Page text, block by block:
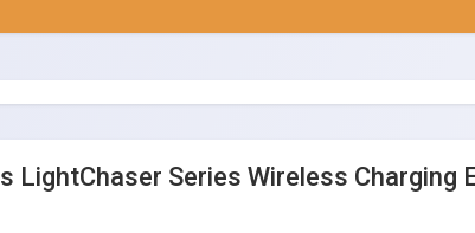
LightChaser Series Wireless Charging